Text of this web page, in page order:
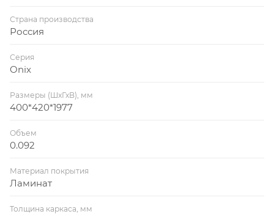
Страна производства
Россия
Серия
Onix
Размеры (ШхГхВ), мм
400*420*1977
Объем
0.092
Материал покрытия
Ламинат
Толщина каркаса, мм